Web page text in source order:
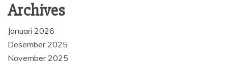
Archives
Januari 2026
Desember 2025
November 2025